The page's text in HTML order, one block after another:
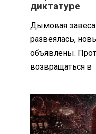
диктатуре
Дымовая
развеялась,
объявлены.
возвращаться в